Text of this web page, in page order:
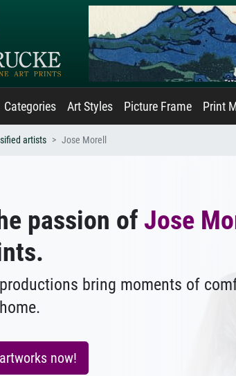
Categories Art Styles Picture Frame Print
artists Jose Morell
passion of Jose
bring moments of
now!